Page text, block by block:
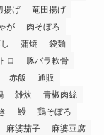
揚げ
竜田揚げ
が
肉そぼろ
蒲焼
袋麺
ロ
豚バラ軟骨
赤飯
通販
雑炊
青椒肉絲
鰻
鶏そぼろ
麻婆茄子
麻婆豆腐